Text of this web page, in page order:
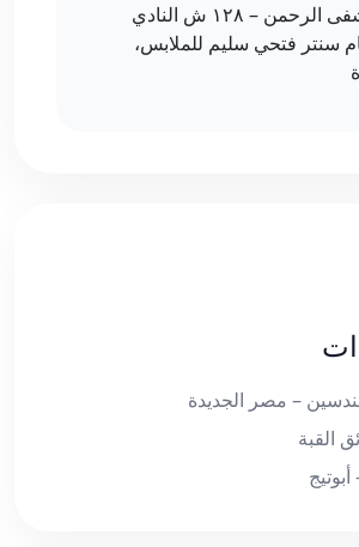
عيادة مستشفى الرحمن – ١٢٨ ش النادي
سنتر فتحي سليم للملابس،
– مصر الجديدة
القبة